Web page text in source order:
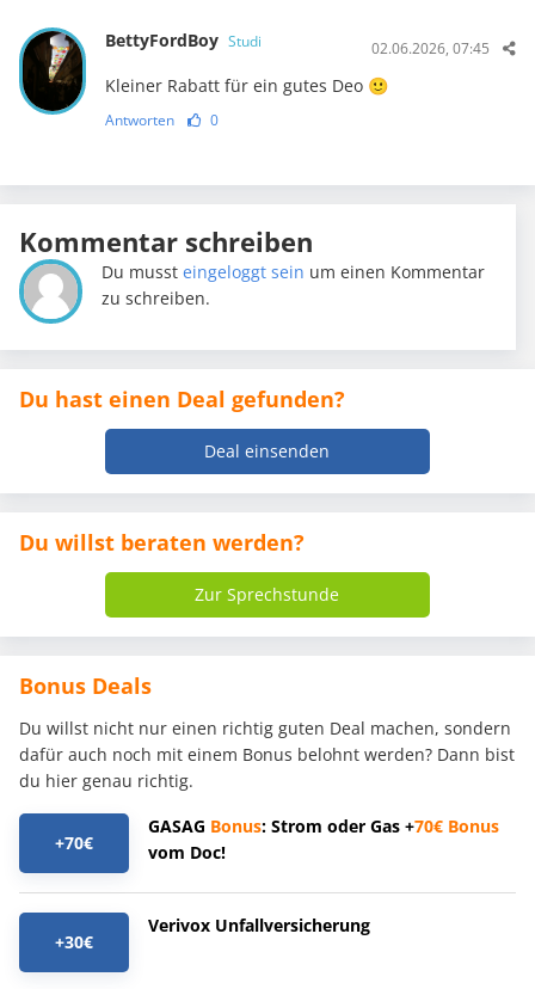
BettyFordBoy Studi 02.06.2026, 07:45
Kleiner Rabatt für ein gutes Deo 🙂
Antworten 0
Kommentar schreiben
Du mussteingeloggt sein um einen Kommentar
zu schreiben.
Du hast einen Deal gefunden?
Deal einsenden
Du willst beraten werden?
Zur Sprechstunde
Bonus Deals
Du willst nicht nur einen richtig guten Deal machen, sondern
dafür auch noch mit einem Bonus belohnt werden? Dann bist
du hier genau richtig.
+70€
GASAG Bonus: Strom oder Gas +70€ Bonus
vom Doc!
+30€
Verivox Unfallversicherung